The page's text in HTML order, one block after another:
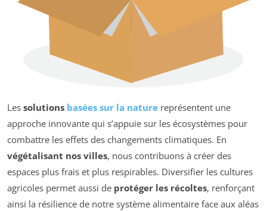
Les solutions basées sur la nature représentent une
approche innovante qui s’appuie sur les écosystèmes pour
combattre les effets des changements climatiques. En
végétalisant nos villes, nous contribuons à créer des
espaces plus frais et plus respirables. Diversifier les cultures
agricoles permet aussi de protéger les récoltes, renforçant
ainsi la résilience de notre système alimentaire face aux aléas